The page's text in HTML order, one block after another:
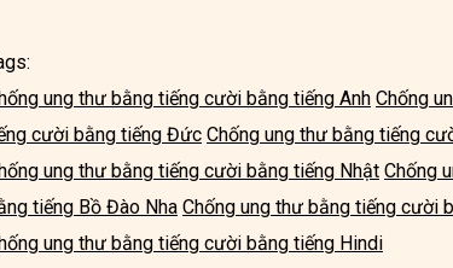
ung thư bằng tiếng cười bằng tiếng Anh Chống
cười bằng tiếng Đức Chống ung thư bằng tiếng
ung thư bằng tiếng cười bằng tiếng Nhật Chống
tiếng Bồ Đào Nha Chống ung thư bằng tiếng cười
ung thư bằng tiếng cười bằng tiếng Hindi